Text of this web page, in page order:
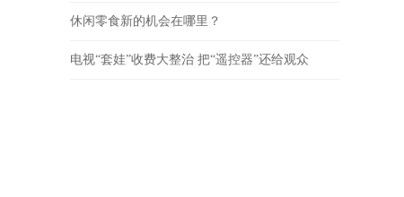
休闲零食新的机会在哪里？
电视“套娃”收费大整治 把“遥控器”还给观众